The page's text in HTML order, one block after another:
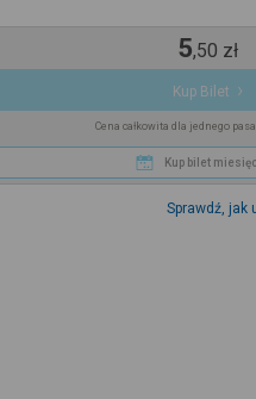
5,50 zł
Kup Bilet
Cena całkowita dla jednego
Kup bilet
Sprawdź, jak